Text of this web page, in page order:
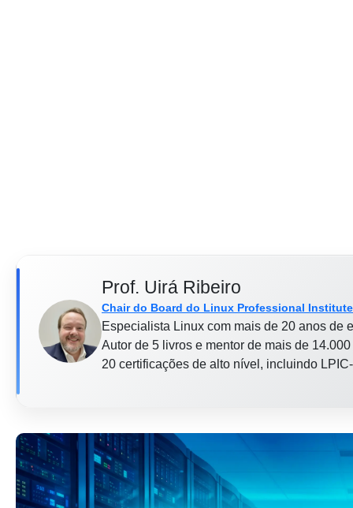
Prof. Uirá Ribeiro
Chair do Board do Linux Professional Institute
Especialista Linux com mais de 20 anos de
Autor de 5 livros e mentor de mais de
20 certificações de alto nível, incluindo